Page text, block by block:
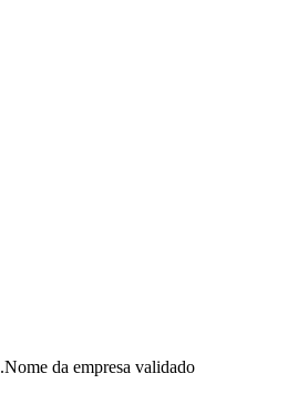
Nome da empresa validado